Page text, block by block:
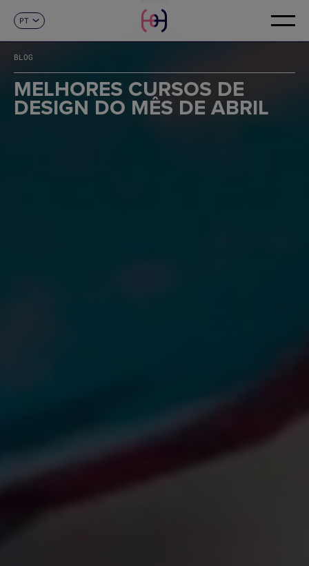
EN
FR
DE
IT
PT
CONTACTO
BLOG
MELHORES CURSOS DE
DESIGN DO MÊS DE ABRIL